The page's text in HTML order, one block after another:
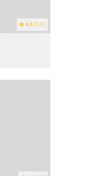
4.5 (59)